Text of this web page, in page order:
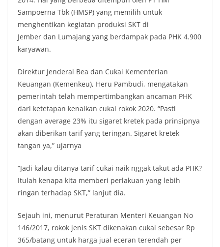
Sampoerna Tbk (HMSP) yang memilih untuk
menghentikan kegiatan produksi SKT di
Jember dan Lumajang yang berdampak pada PHK 4.900
karyawan.
Direktur Jenderal Bea dan Cukai Kementerian
Keuangan (Kemenkeu), Heru Pambudi, mengatakan
pemerintah telah mempertimbangkan ancaman PHK
dari ketetapan kenaikan cukai rokok 2020. “Pasti
dengan average 23% itu sigaret kretek pada prinsipnya
akan diberikan tarif yang teringan. Sigaret kretek
tangan ya,” ujarnya
“Jadi kalau ditanya tarif cukai naik nggak takut ada PHK?
Itulah kenapa kita memberi perlakuan yang lebih
ringan terhadap SKT,” lanjut dia.
Sejauh ini, menurut Peraturan Menteri Keuangan No
146/2017, rokok jenis SKT dikenakan cukai sebesar Rp
365/batang untuk harga jual eceran terendah per